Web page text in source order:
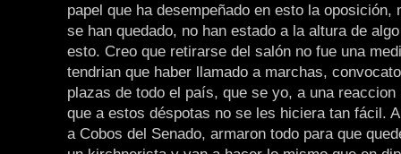
papel que ha desempeñado en esto la oposición,
se han quedado, no han estado a la altura de
esto. Creo que retirarse del salón no fue una
tendrian que haber llamado a marchas,
plazas de todo el país, que se yo, a una reaccion
que a estos déspotas no se les hiciera tan fácil.
a Cobos del Senado, armaron todo para que